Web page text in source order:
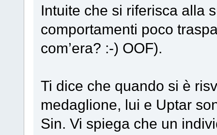
Intuite che si riferisca alla
comportamenti poco
com’era? :-) OOF).
Ti dice che quando si è
medaglione, lui e Uptar
Sin. Vi spiega che un